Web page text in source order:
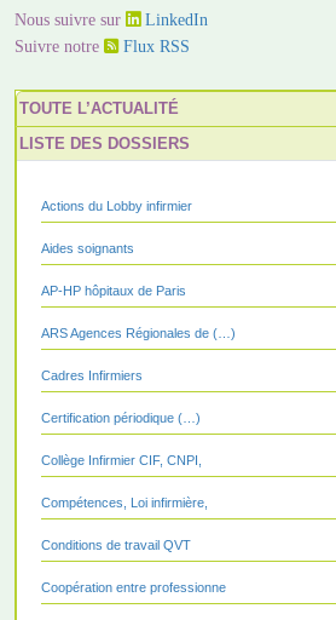
Nous suivre sur
LinkedIn
Suivre notre
Flux RSS
TOUTE L’ACTUALITÉ
LISTE DES DOSSIERS
Actions du Lobby infirmier
Aides soignants
AP-HP hôpitaux de Paris
ARS Agences Régionales de (…)
Cadres Infirmiers
Certification périodique (…)
Collège Infirmier CIF, CNPI,
Compétences, Loi infirmière,
Conditions de travail QVT
Coopération entre professionne